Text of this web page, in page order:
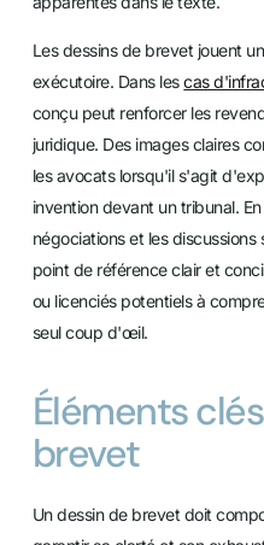
Les dessins de brevet jouent
exécutoire. Dans lescas
conçu peut renforcer les
juridique. Des images claires
les avocats lorsqu'il s'agit
invention devant un tribunal.
négociations et les discussions
point de référence clair et
ou licenciés potentiels à
seul coup d'œil.
Éléments
brevet
Un dessin de brevet doit